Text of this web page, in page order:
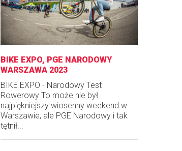
BIKE EXPO, PGE NARODOWY
WARSZAWA 2023
BIKE EXPO - Narodowy Test
Rowerowy To może nie był
najpiękniejszy wiosenny weekend w
Warszawie, ale PGE Narodowy i tak
tętnił...